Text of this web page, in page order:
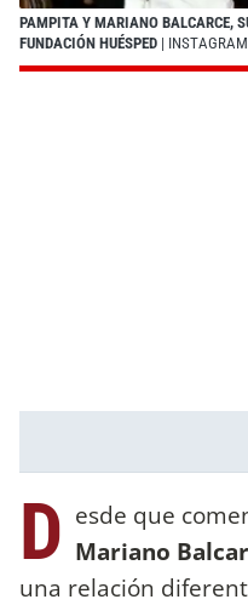
PAMPITA Y MARIANO BALCARCE,
FUNDACIÓN HUÉSPED | INSTAGRAM
D esde que
Mariano
una relación